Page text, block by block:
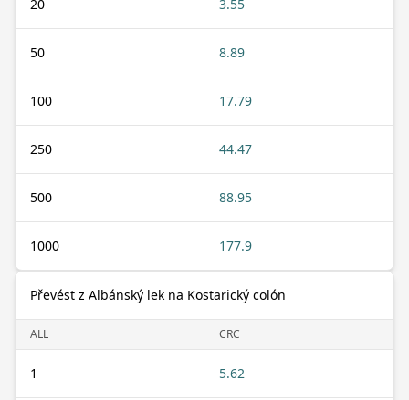
20 3.55
50 8.89
100 17.79
250 44.47
500 88.95
1000 177.9
Převést z Albánský lek na Kostarický colón
ALL CRC
1 5.62